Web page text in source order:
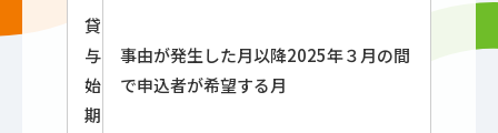
貸
与
始
期
事由が発生した月以降2025年３月の間
で申込者が希望する月